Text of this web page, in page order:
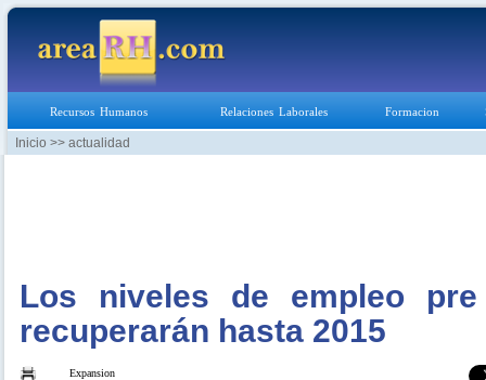
Recursos Humanos Relaciones Laborales Formacion
Inicio >> actualidad
Los niveles de empleo
recuperarán hasta 2015
Expansion